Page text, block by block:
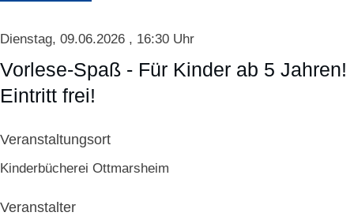
Dienstag, 09.06.2026 , 16:30 Uhr
Vorlese-Spaß - Für Kinder ab 5 Jahren!
Eintritt frei!
Veranstaltungsort
Kinderbücherei Ottmarsheim
Veranstalter